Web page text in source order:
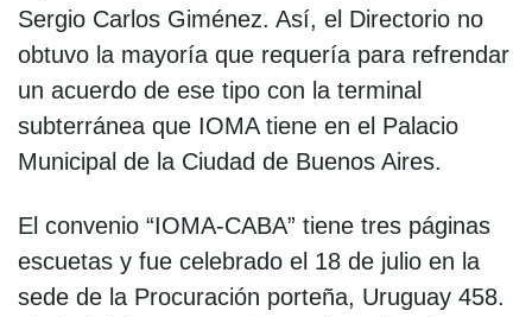
Sergio Carlos Giménez. Así, el Directorio no
obtuvo la mayoría que requería para refrendar
un acuerdo de ese tipo con la terminal
subterránea que IOMA tiene en el Palacio
Municipal de la Ciudad de Buenos Aires.
El convenio “IOMA-CABA” tiene tres páginas
escuetas y fue celebrado el 18 de julio en la
sede de la Procuración porteña, Uruguay 458.